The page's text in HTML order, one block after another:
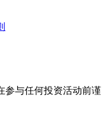
参与任何投资活动前谨